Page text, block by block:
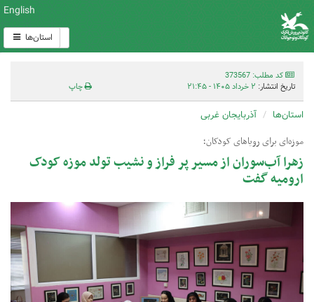
English
استان‌ها
کد مطلب: 373567
تاریخ انتشار: ۲ خرداد ۱۴۰۵ - ۲۱:۴۵ چاپ
استان‌ها آذربایجان غربی
موزه‌ای برای رویاهای کودکان؛
زهرا آب‌سوران از مسیر پر فراز و نشیب تولد موزه کودک
ارومیه گفت